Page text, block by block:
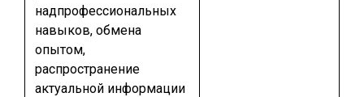
надпрофессиональных
навыков, обмена
опытом,
распространение
актуальной информации